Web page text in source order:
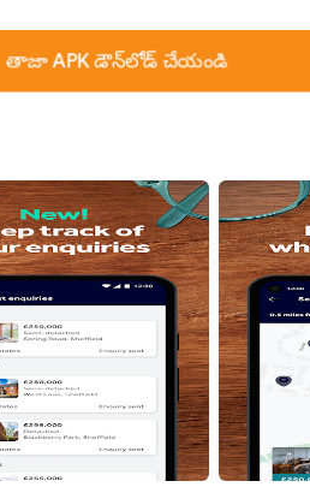
తాజా APK డౌన్‌లోడ్ చేయండి